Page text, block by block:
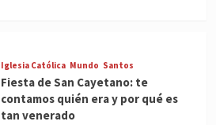
Iglesia Católica Mundo Santos
Fiesta de San Cayetano: te
contamos quién era y por qué es
tan venerado